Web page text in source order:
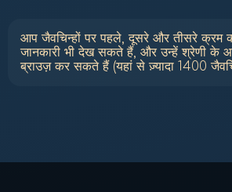
आप जैवचिन्हों पर पहले, दूसरे और तीसरे क्रम
जानकारी भी देख सकते हैं, और उन्हें श्रेणी के
ब्राउज़ कर सकते हैं (यहां से ज़्यादा 1400